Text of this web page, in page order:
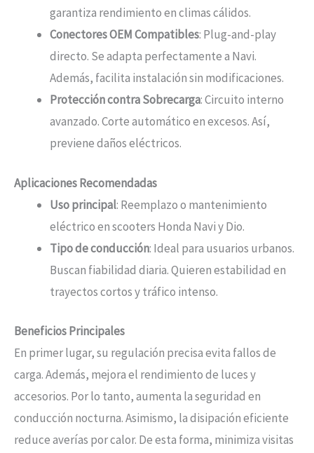
garantiza rendimiento en climas cálidos.
Conectores OEM Compatibles: Plug-and-play
directo. Se adapta perfectamente a Navi.
Además, facilita instalación sin modificaciones.
Protección contra Sobrecarga: Circuito interno
avanzado. Corte automático en excesos. Así,
previene daños eléctricos.
Aplicaciones Recomendadas
Uso principal: Reemplazo o mantenimiento
eléctrico en scooters Honda Navi y Dio.
Tipo de conducción: Ideal para usuarios urbanos.
Buscan fiabilidad diaria. Quieren estabilidad en
trayectos cortos y tráfico intenso.
Beneficios Principales
En primer lugar, su regulación precisa evita fallos de
carga. Además, mejora el rendimiento de luces y
accesorios. Por lo tanto, aumenta la seguridad en
conducción nocturna. Asimismo, la disipación eficiente
reduce averías por calor. De esta forma, minimiza visitas